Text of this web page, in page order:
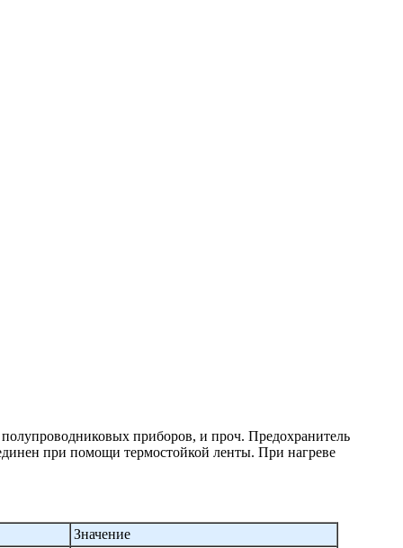
приборов, и проч. Предохранитель
при помощи термостойкой ленты. При нагреве
Значение